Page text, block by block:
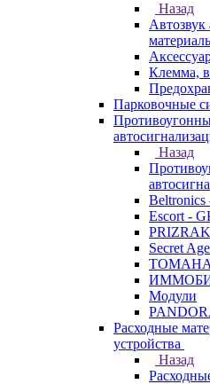
Назад
Автозвук
Клемма,
Парковочные
Назад
Beltronics
Escort -
PRIZRAK
Secret
Модули
Расходные
устройства
Назад